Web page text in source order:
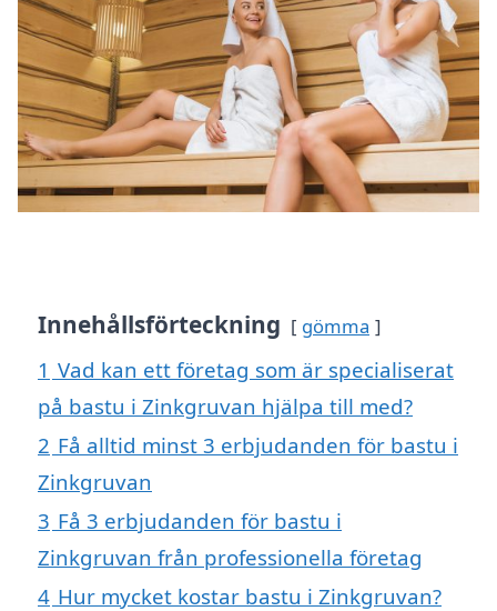
Innehållsförteckning gömma
1 Vad kan ett företag som är specialiserat
på bastu i Zinkgruvan hjälpa till med?
2 Få alltid minst 3 erbjudanden för bastu i
Zinkgruvan
3 Få 3 erbjudanden för bastu i
Zinkgruvan från professionella företag
4 Hur mycket kostar bastu i Zinkgruvan?